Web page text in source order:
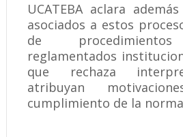
UCATEBA aclara
asociados a estos
de procedimientos
reglamentados
que rechaza
atribuyan
cumplimiento de la